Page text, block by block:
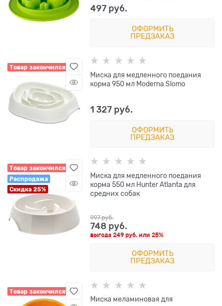
497 руб.
ОФОРМИТЬ
ПРЕДЗАКАЗ
Товар закончился
Миска для медленного поедания
корма 950 мл Moderna Slomo
1 327 руб.
ОФОРМИТЬ
ПРЕДЗАКАЗ
Товар закончился
Распродажа
Скидка 25%
Миска для медленного поедания
корма 550 мл Hunter Atlanta для
средних собак
997 руб.
748 руб.
выгода249 руб. или25%
ОФОРМИТЬ
ПРЕДЗАКАЗ
Товар закончился
Миска меламиновая для